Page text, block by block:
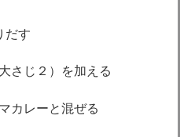
だす
さじ２）を加える
カレーと混ぜる